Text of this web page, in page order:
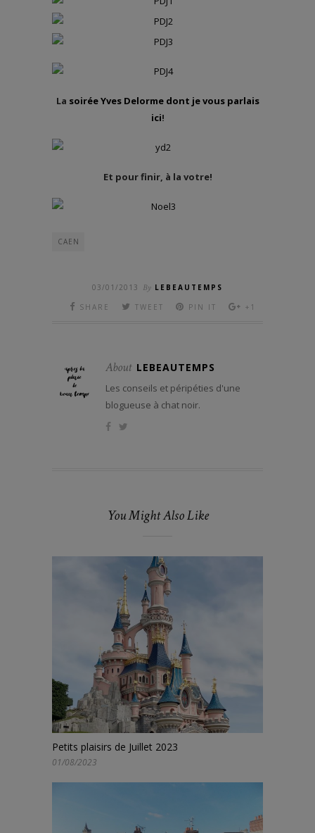
La soirée Yves Delorme dont je vous parlais
ici!
Et pour finir, à la votre!
CAEN
03/01/2013 By LEBEAUTEMPS
SHARE
TWEET PIN IT +1
About LEBEAUTEMPS
Les conseils et péripéties d'une
blogueuse à chat noir.
You Might Also Like
Petits plaisirs de Juillet 2023
01/08/2023